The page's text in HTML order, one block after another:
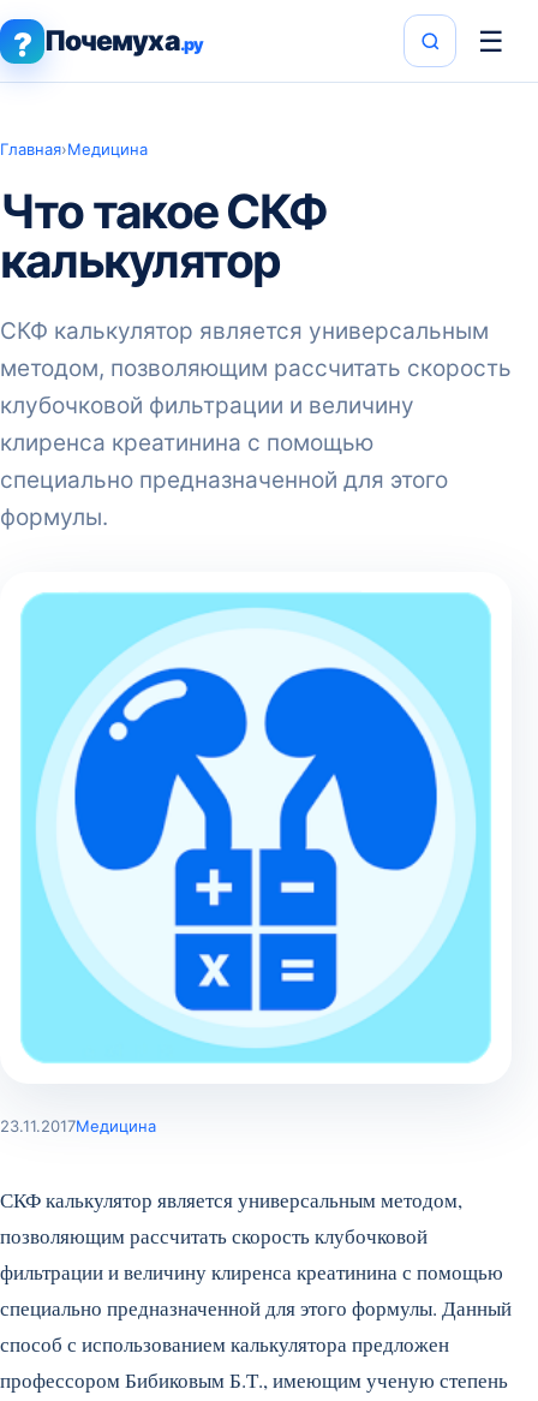
? Почемуха.ру ☰
Главная›Медицина
Что такое СКФ
калькулятор
СКФ калькулятор является универсальным
методом, позволяющим рассчитать скорость
клубочковой фильтрации и величину
клиренса креатинина с помощью
специально предназначенной для этого
формулы.
23.11.2017Медицина
СКФ калькулятор является универсальным методом,
позволяющим рассчитать скорость клубочковой
фильтрации и величину клиренса креатинина с помощью
специально предназначенной для этого формулы. Данный
способ с использованием калькулятора предложен
профессором Бибиковым Б.Т., имеющим ученую степень